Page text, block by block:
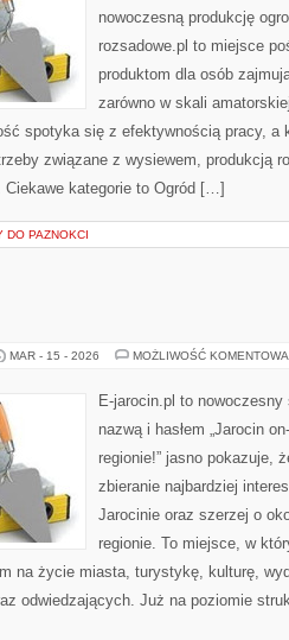
nowoczesną produkcję
rozsadowe.pl to miejsce
produktom dla osób
zarówno w skali
spotyka się z efektywnością pracy, a
związane z wysiewem, produkcją
Ciekawe kategorie to Ogród […]
DO PAZNOKCI
MAR - 15 - 2026 MOŻLIWOŚĆ
E-jarocin.pl to
nazwą i hasłem „Jarocin
regionie!” jasno pokazuje,
zbieranie najbardziej
Jarocinie oraz szerzej o
regionie. To miejsce, w
na życie miasta, turystykę, kulturę,
odwiedzających. Już na poziomie